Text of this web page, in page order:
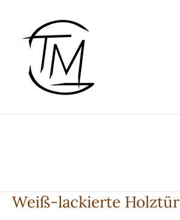
springen
Weiß-lackierte Holztür